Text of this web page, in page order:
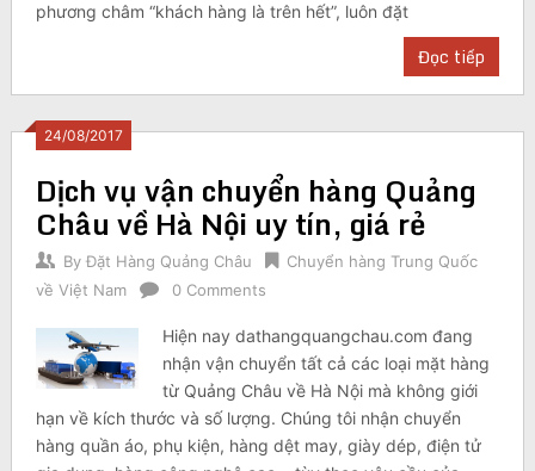
phương châm “khách hàng là trên hết”, luôn đặt
Đọc tiếp
24/08/2017
Dịch vụ vận chuyển hàng Quảng
Châu về Hà Nội uy tín, giá rẻ
By Đặt Hàng Quảng Châu
Chuyển hàng Trung Quốc
về Việt Nam
0 Comments
Hiện nay dathangquangchau.com đang
nhận vận chuyển tất cả các loại mặt hàng
từ Quảng Châu về Hà Nội mà không giới
hạn về kích thước và số lượng. Chúng tôi nhận chuyển
hàng quần áo, phụ kiện, hàng dệt may, giày dép, điện tử